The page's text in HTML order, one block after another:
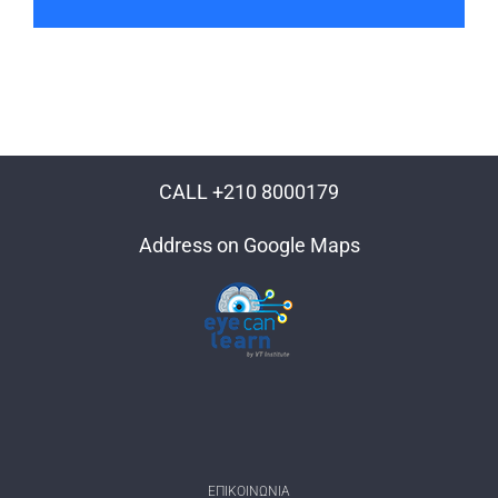
CALL +210 8000179
Address on Google Maps
ΕΠΙΚΟΙΝΩΝΊΑ